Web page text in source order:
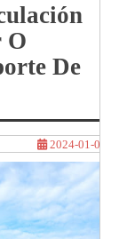
O
De
2024-01-08